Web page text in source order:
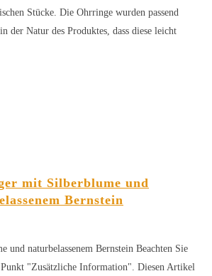
Stücke. Die Ohrringe wurden passend
der Natur des Produktes, dass diese leicht
mit Silberblume und
Bernstein
und naturbelassenem Bernstein Beachten Sie
"Zusätzliche Information". Diesen Artikel